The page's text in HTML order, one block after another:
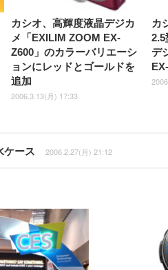
カシオ、高輝度液晶デジカ
メ「EXILIM ZOOM EX-
Z600」のカラーバリエーシ
ョンにレッドとゴールドを
追加
2006.3.13(月) 17:33
カ
2.5
デ
ケース 2006.2.27(月) 21:12